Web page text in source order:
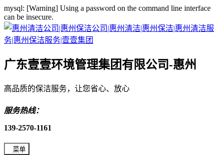
mysql: [Warning] Using a password on the command line interface
can be insecure.
广东壹壹环境管理集团有限公司-惠州
高品质的保洁服务，让您省心、放心
服务热线：
139-2570-1161
菜单